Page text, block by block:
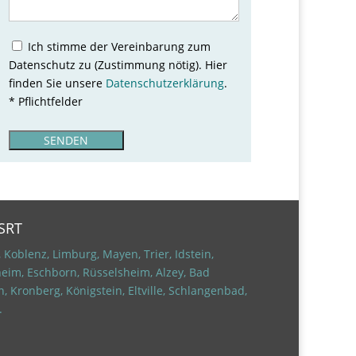
e
e
Ich stimme der Vereinbarung zum
Datenschutz zu (Zustimmung nötig). Hier
finden Sie unsere Datenschutzerklärung.
* Pflichtfelder
a
s
s
e
Limburg, Mayen, Trier, Idstein,
Eschborn, Rüsselsheim, Alzey, Bad
Kronberg, Königstein, Eltville, Schlangenbad,